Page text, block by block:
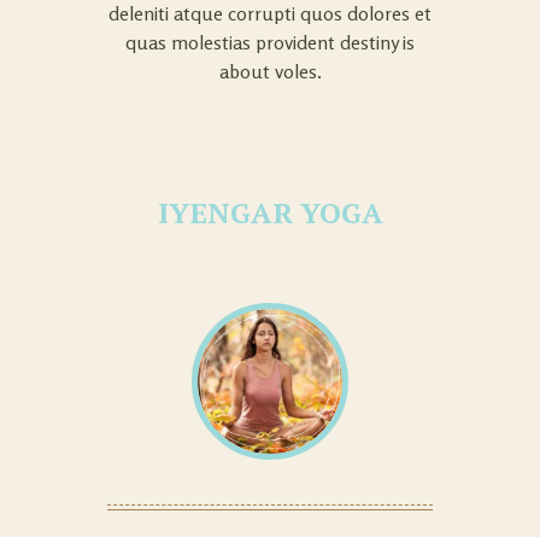
deleniti atque corrupti quos dolores et
quas molestias provident destiny is
about voles.
IYENGAR YOGA